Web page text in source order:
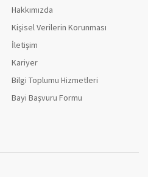
Hakkımızda
Kişisel Verilerin Korunması
İletişim
Kariyer
Bilgi Toplumu Hizmetleri
Bayi Başvuru Formu